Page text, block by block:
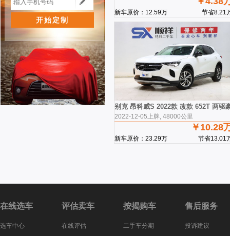
新车原价：12.59万 节省8.21
别克 昂科威S 2022款 改款 652T 两驱
2022-12-05上牌, 48000公里
￥10.28
新车原价：23.29万 节省13.01
在线选车
选车中心
评估卖车
在线评估
按揭购车
二手车分期
售后服务
投诉建议